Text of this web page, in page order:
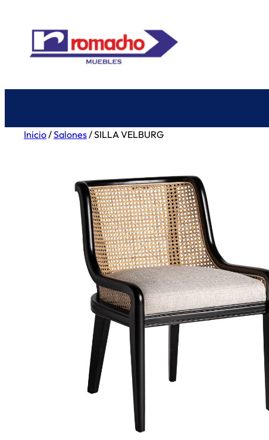
contenido
Inicio /Salones / SILLA VELBURG